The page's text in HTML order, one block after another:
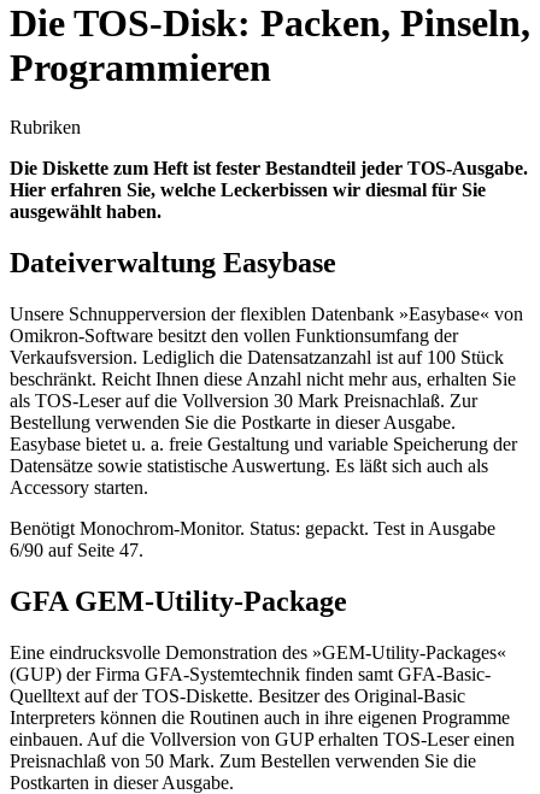
Die TOS-Disk: Packen, Pinseln,
Programmieren
Rubriken
Die Diskette zum Heft ist fester Bestandteil jeder TOS-Ausgabe.
Hier erfahren Sie, welche Leckerbissen wir diesmal für Sie
ausgewählt haben.
Dateiverwaltung Easybase
Unsere Schnupperversion der flexiblen Datenbank »Easybase« von
Omikron-Software besitzt den vollen Funktionsumfang der
Verkaufsversion. Lediglich die Datensatzanzahl ist auf 100 Stück
beschränkt. Reicht Ihnen diese Anzahl nicht mehr aus, erhalten Sie
als TOS-Leser auf die Vollversion 30 Mark Preisnachlaß. Zur
Bestellung verwenden Sie die Postkarte in dieser Ausgabe.
Easybase bietet u. a. freie Gestaltung und variable Speicherung der
Datensätze sowie statistische Auswertung. Es läßt sich auch als
Accessory starten.
Benötigt Monochrom-Monitor. Status: gepackt. Test in Ausgabe
6/90 auf Seite 47.
GFA GEM-Utility-Package
Eine eindrucksvolle Demonstration des »GEM-Utility-Packages«
(GUP) der Firma GFA-Systemtechnik finden samt GFA-Basic-
Quelltext auf der TOS-Diskette. Besitzer des Original-Basic
Interpreters können die Routinen auch in ihre eigenen Programme
einbauen. Auf die Vollversion von GUP erhalten TOS-Leser einen
Preisnachlaß von 50 Mark. Zum Bestellen verwenden Sie die
Postkarten in dieser Ausgabe.